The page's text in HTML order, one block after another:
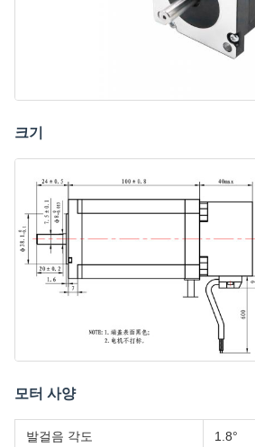
크기
모터 사양
발걸음 각도 1.8°